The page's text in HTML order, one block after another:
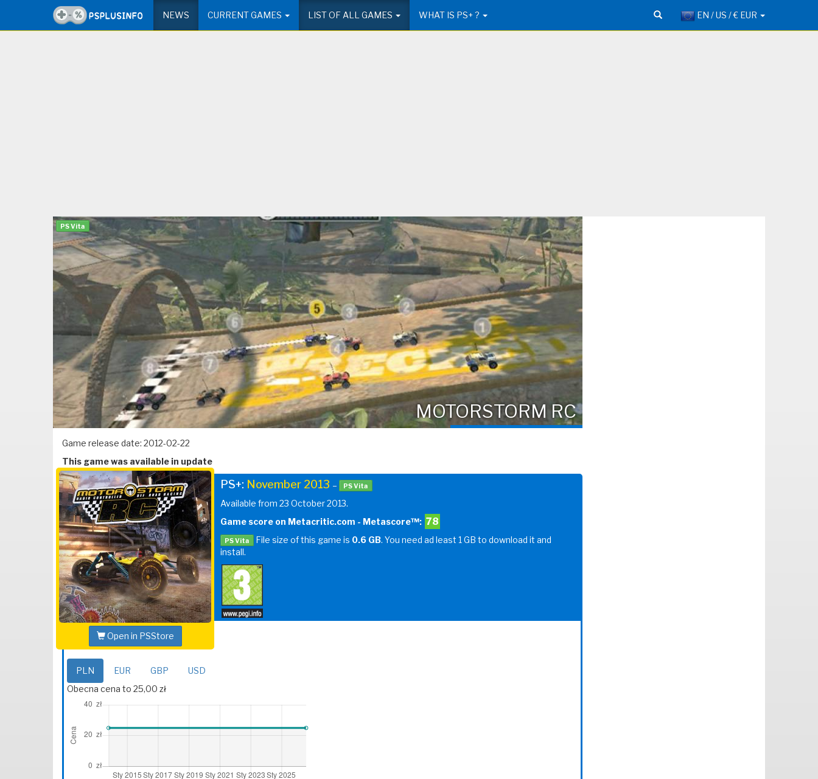
NEWS CURRENT GAMES LIST OF ALL GAMES WHAT IS PS+ ? EN / US / € EUR
PS Vita
MOTORSTORM RC
Game release date: 2012-02-22
This game was available in update
Open in PSStore
PS+: November 2013 – PS Vita
Available from 23 October 2013.
Game score on Metacritic.com - Metascore™: 78
PS Vita File size of this game is 0.6 GB. You need ad least 1 GB to download it and
install.
PLN EUR GBP
USD
Obecna cena to 25,00 zł